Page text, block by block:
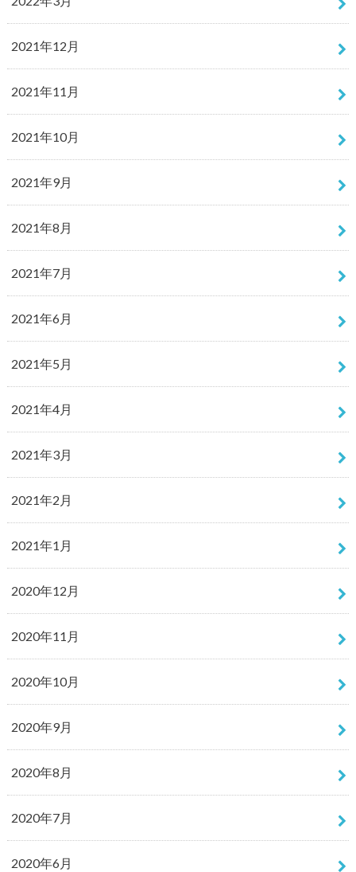
2021年12月
2021年11月
2021年10月
2021年9月
2021年8月
2021年7月
2021年6月
2021年5月
2021年4月
2021年3月
2021年2月
2021年1月
2020年12月
2020年11月
2020年10月
2020年9月
2020年8月
2020年7月
2020年6月